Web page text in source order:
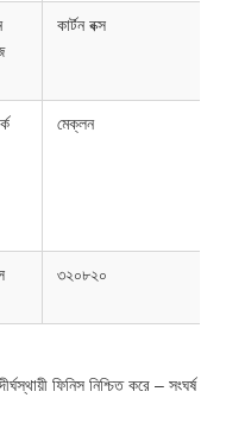
কার্টন বক্স
মেক্লন
৩২০৮২০
ফিনিস নিশ্চিত করে – সংঘর্ষ